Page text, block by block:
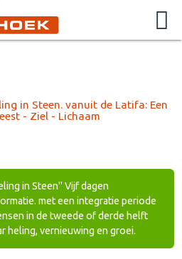
in Steen. vanuit de Latifa: Een
- Ziel - Lichaam
in Steen" Vijf dagen
met een integratie periode
in de tweede of derde helft
heling, vernieuwing en groei.